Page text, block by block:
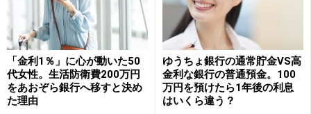
預入金額：10万円以上（1円単位）
※個人客が対象。
④愛媛銀行 四国八十八カ所支店
「金利1％」に心が動いた50
代女性。生活防衛費200万円
をあおぞら銀行へ移すと決め
た理由
ゆうちょ銀行の通常貯金VS高
金利な銀行の普通預金。100
万円を預けたら1年後の利息
はいくら違う？